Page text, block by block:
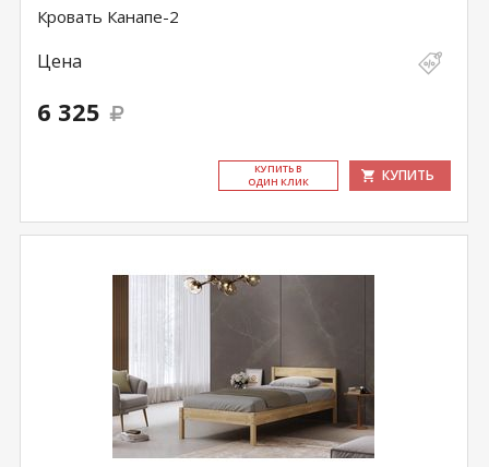
Кровать Канапе-2
Цена
6 325
КУ­ПИТЬ В
ОДИН КЛИК
КУПИТЬ